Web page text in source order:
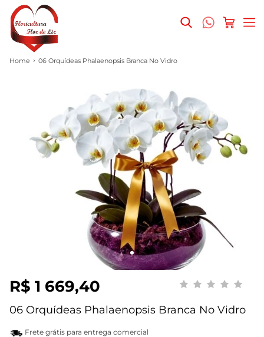
Home 06 Orquídeas Phalaenopsis Branca No Vidro
R$ 1 669,40
06 Orquídeas Phalaenopsis Branca No Vidro
Frete grátis para entrega comercial